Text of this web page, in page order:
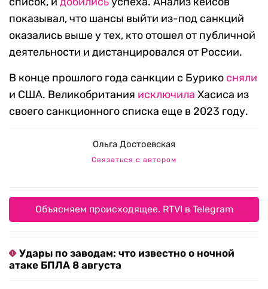
показывал, что шансы выйти из-под санкций
оказались выше у тех, кто отошел от публичной
деятельности и дистанцировался от России.
В конце прошлого года санкции с Бурико сняли
и США. Великобритания исключила Хасиса из
своего санкционного списка еще в 2023 году.
Ольга Достоевская
Связаться с автором
Объясняем происходящее. RTVI в Telegram
Удары по заводам: что известно о ночной
атаке БПЛА 8 августа